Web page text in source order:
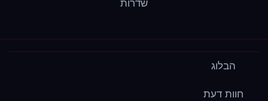
שדרות
הבלוג
חוות דעת